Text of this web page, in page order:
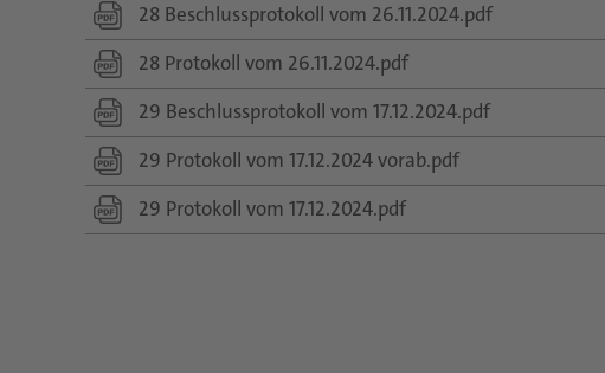
28 Beschlussprotokoll vom 26.11.2024.pdf
28 Protokoll vom 26.11.2024.pdf
29 Beschlussprotokoll vom 17.12.2024.pdf
29 Protokoll vom 17.12.2024 vorab.pdf
29 Protokoll vom 17.12.2024.pdf